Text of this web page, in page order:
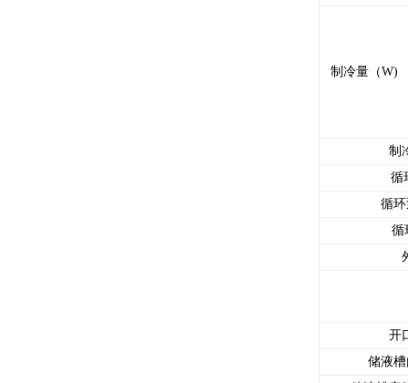
制冷量（W)
制
循
循
循
开
储液